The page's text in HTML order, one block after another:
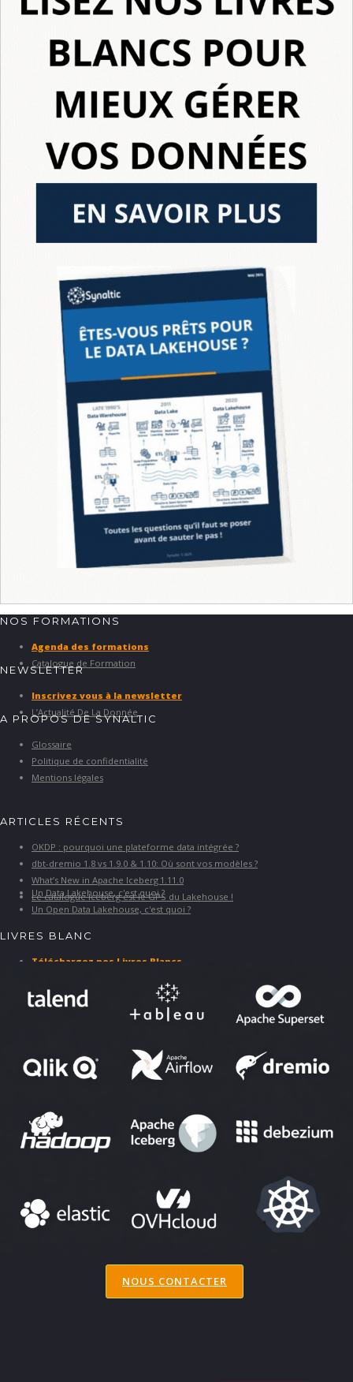
NOS FORMATIONS
Agenda des formations
Catalogue de Formation
NEWSLETTER
Inscrivez vous à la newsletter
L’Actualité De La Donnée
A PROPOS DE SYNALTIC
Glossaire
Politique de confidentialité
Mentions légales
ARTICLES RÉCENTS
OKDP : pourquoi une plateforme data intégrée ?
dbt-dremio 1.8 vs 1.9.0 & 1.10: Où sont vos modèles ?
What’s New in Apache Iceberg 1.11.0
Le catalogue Iceberg est le GPS du Lakehouse !
Un Data Lakehouse, c'est quoi ?
Un Open Data Lakehouse, c'est quoi ?
LIVRES BLANC
Téléchargez nos Livres Blancs
NOUS CONTACTER